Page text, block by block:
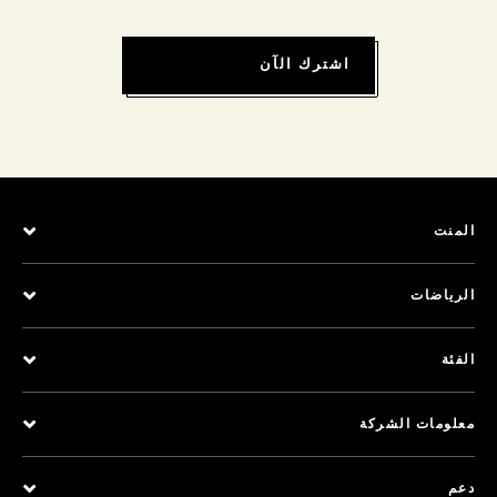
اشترك الآن
المنت
الرياضات
الفئة
معلومات الشركة
دعم